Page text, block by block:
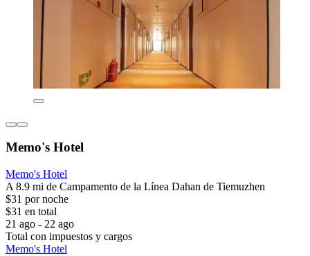
Memo's Hotel
Memo's Hotel
A 8.9 mi de Campamento de la Línea Dahan de Tiemuzhen
$31 por noche
$31 en total
21 ago - 22 ago
Total con impuestos y cargos
Memo's Hotel